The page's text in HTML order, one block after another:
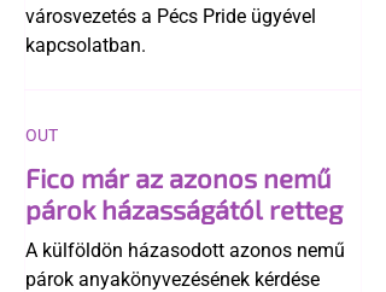
városvezetés a Pécs Pride ügyével
kapcsolatban.
Fico már az azonos nemű
párok házasságától retteg
A külföldön házasodott azonos nemű
párok anyakönyvezésének kérdése
OUT